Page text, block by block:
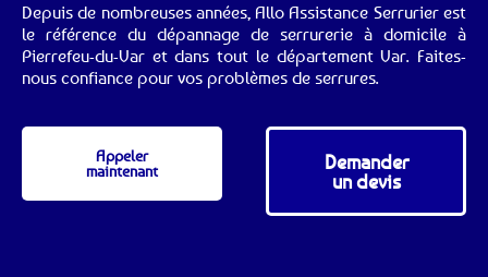
Depuis de nombreuses années, Allo Assistance Serrurier est
le référence du dépannage de serrurerie à domicile à
Pierrefeu-du-Var et dans tout le département Var. Faites-
nous confiance pour vos problèmes de serrures.
Appeler
maintenant
Demander
un devis